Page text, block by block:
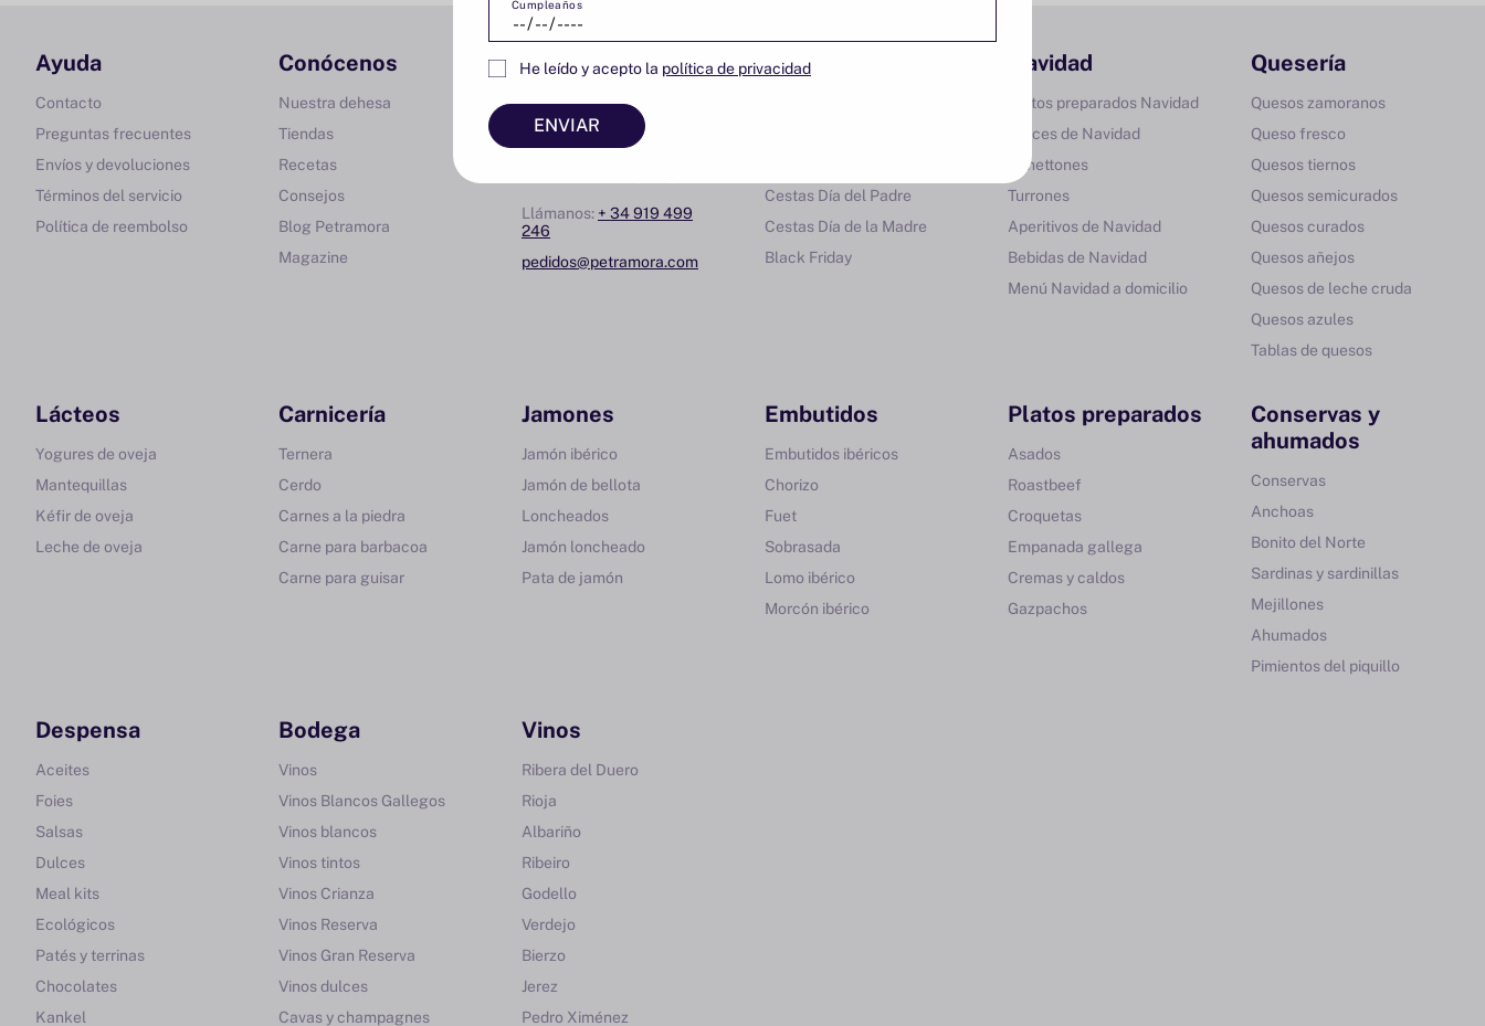
Ayuda
Contacto
Preguntas frecuentes
Envíos y devoluciones
Términos del servicio
Política de reembolso
Conócenos
Nuestra dehesa
Tiendas
Recetas
Consejos
Blog Petramora
Magazine
Atención al
Lunes-jueves de 12:00 a
17:00h.
Llámanos: + 34 919 499
246
pedidos@petramora.com
Para regalar
Cestas Día del Padre
Cestas Día de la Madre
Black Friday
Navidad
Platos preparados Navidad
Dulces de Navidad
Panettones
Turrones
Aperitivos de Navidad
Bebidas de Navidad
Menú Navidad a domicilio
Quesería
Quesos zamoranos
Queso fresco
Quesos tiernos
Quesos semicurados
Quesos curados
Quesos añejos
Quesos de leche cruda
Quesos azules
Tablas de quesos
Lácteos
Yogures de oveja
Mantequillas
Kéfir de oveja
Leche de oveja
Carnicería
Ternera
Cerdo
Carnes a la piedra
Carne para barbacoa
Carne para guisar
Jamones
Jamón ibérico
Jamón de bellota
Loncheados
Jamón loncheado
Pata de jamón
Embutidos
Embutidos ibéricos
Chorizo
Fuet
Sobrasada
Lomo ibérico
Morcón ibérico
Platos preparados
Asados
Roastbeef
Croquetas
Empanada gallega
Cremas y caldos
Gazpachos
Conservas y
ahumados
Conservas
Anchoas
Bonito del Norte
Sardinas y sardinillas
Mejillones
Ahumados
Pimientos del piquillo
Despensa
Aceites
Foies
Salsas
Dulces
Meal kits
Ecológicos
Patés y terrinas
Chocolates
Kankel
Bodega
Vinos
Vinos Blancos Gallegos
Vinos blancos
Vinos tintos
Vinos Crianza
Vinos Reserva
Vinos Gran Reserva
Vinos dulces
Cavas y champagnes
Vinos
Ribera del Duero
Rioja
Albariño
Ribeiro
Godello
Verdejo
Bierzo
Jerez
Pedro Ximénez
Cumpleaños
He leído y acepto la política de privacidad
ENVIAR